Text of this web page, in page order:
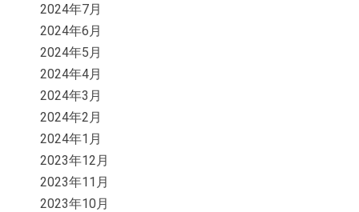
2024年7月
2024年6月
2024年5月
2024年4月
2024年3月
2024年2月
2024年1月
2023年12月
2023年11月
2023年10月